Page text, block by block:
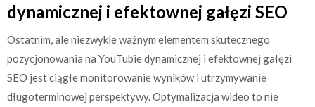
dynamicznej i efektownej gałęzi SEO
Ostatnim, ale niezwykle ważnym elementem skutecznego
pozycjonowania na YouTubie dynamicznej i efektownej gałęzi
SEO jest ciągłe monitorowanie wyników i utrzymywanie
długoterminowej perspektywy. Optymalizacja wideo to nie